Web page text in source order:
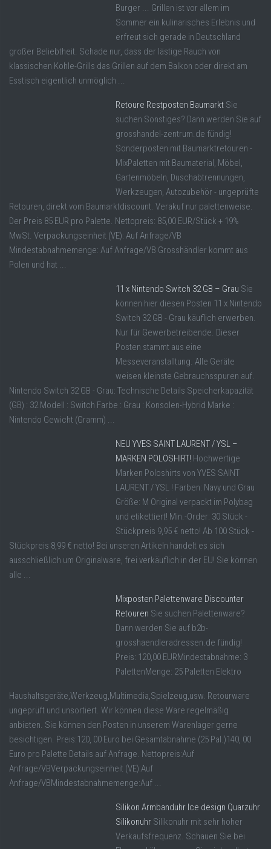
Burger ... Grillen ist vor allem im
Sommer ein kulinarisches Erlebnis und
erfreut sich gerade in Deutschland
großer Beliebtheit. Schade nur, dass der lästige Rauch von
klassischen Kohle-Grills das Grillen auf dem Balkon oder direkt am
Esstisch eigentlich unmöglich ...
Retoure Restposten Baumarkt Sie
suchen Sonstiges? Dann werden Sie auf
grosshandel-zentrum.de fündig!
Sonderposten mit Baumarktretouren -
MixPaletten mit Baumaterial, Möbel,
Gartenmöbeln, Duschabtrennungen,
Werkzeugen, Autozubehör - ungeprüfte
Retouren, direkt vom Baumarktdiscount. Verakuf nur palettenweise.
Der Preis 85 EUR pro Palette. Nettopreis: 85,00 EUR/Stück + 19%
MwSt. Verpackungseinheit (VE): Auf Anfrage/VB
Mindestabnahmemenge: Auf Anfrage/VB Grosshändler kommt aus
Polen und hat ...
11 x Nintendo Switch 32 GB – Grau Sie
können hier diesen Posten 11 x Nintendo
Switch 32 GB - Grau käuflich erwerben.
Nur für Gewerbetreibende. Dieser
Posten stammt aus eine
Messeveranstalltung. Alle Geräte
weisen kleinste Gebrauchsspuren auf.
Nintendo Switch 32 GB - Grau: Technische Details Speicherkapazität
(GB) : 32 Modell : Switch Farbe : Grau : Konsolen-Hybrid Marke :
Nintendo Gewicht (Gramm) ...
NEU YVES SAINT LAURENT / YSL –
MARKEN POLOSHIRT! Hochwertige
Marken Poloshirts von YVES SAINT
LAURENT / YSL ! Farben: Navy und Grau
Größe: M Original verpackt im Polybag
und etikettiert! Min.-Order: 30 Stück -
Stückpreis 9,95 € netto! Ab 100 Stück -
Stückpreis 8,99 € netto! Bei unseren Artikeln handelt es sich
ausschließlich um Originalware, frei verkäuflich in der EU! Sie können
alle ...
Mixposten Palettenware Discounter
Retouren Sie suchen Palettenware?
Dann werden Sie auf b2b-
grosshaendleradressen.de fündig!
Preis: 120,00 EURMindestabnahme: 3
PalettenMenge: 25 Paletten Elektro
Haushaltsgeräte,Werkzeug,Multimedia,Spielzeug,usw. Retourware
ungeprüft und unsortiert. Wir können diese Ware regelmäßig
anbieten. Sie können den Posten in unserem Warenlager gerne
besichtigen. Preis:120, 00 Euro bei Gesamtabnahme (25 Pal.)140, 00
Euro pro Palette Details auf Anfrage. Nettopreis:Auf
Anfrage/VBVerpackungseinheit (VE):Auf
Anfrage/VBMindestabnahmemenge:Auf ...
Silikon Armbanduhr Ice design Quarzuhr
Silikonuhr Silikonuhr mit sehr hoher
Verkaufsfrequenz. Schauen Sie bei